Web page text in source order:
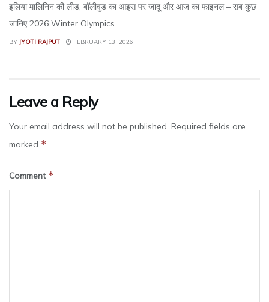
इलिया मालिनिन की लीड, बॉलीवुड का आइस पर जादू और आज का फाइनल – सब कुछ
जानिए 2026 Winter Olympics...
BY JYOTI RAJPUT FEBRUARY 13, 2026
Leave a Reply
Your email address will not be published. Required fields are
marked *
Comment *